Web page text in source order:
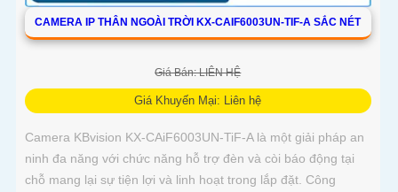
CAMERA IP THÂN NGOÀI TRỜI KX-CAIF6003UN-TIF-A SẮC NÉT
Giá Bán: LIÊN HỆ
Giá Khuyến Mại: Liên hệ
Camera KBvision KX-CAiF6003UN-TiF-A là một giải pháp an
ninh đa năng với chức năng hỗ trợ đèn và còi báo động tại
chỗ mang lại sự tiện lợi và linh hoạt trong lắp đặt. Công